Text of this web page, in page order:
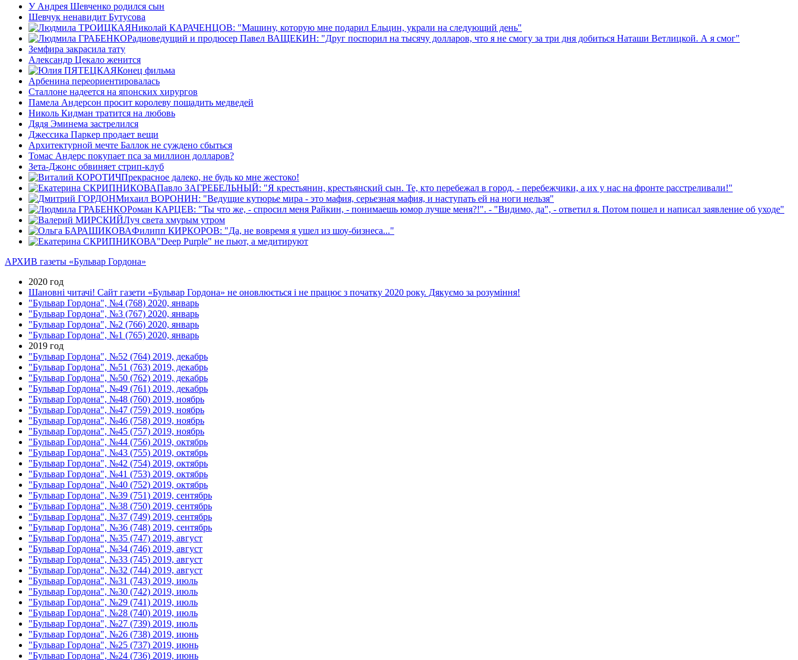
У Андрея Шевченко родился сын
Шевчук ненавидит Бутусова
Николай КАРАЧЕНЦОВ: "Машину, которую мне подарил Ельцин, украли на следующий день"
Радиоведущий и продюсер Павел ВАЩЕКИН: "Друг поспорил на тысячу долларов, что я не смогу за три дня добиться Наташи Ветлицкой. А я смог"
Земфира закрасила тату
Александр Цекало женится
Конец фильма
Арбенина переориентировалась
Сталлоне надеется на японских хирургов
Памела Андерсон просит королеву пощадить медведей
Николь Кидман тратится на любовь
Дядя Эминема застрелился
Джессика Паркер продает вещи
Архитектурной мечте Баллок не суждено сбыться
Томас Андерс покупает пса за миллион долларов?
Зета-Джонс обвиняет стрип-клуб
Прекрасное далеко, не будь ко мне жестоко!
Павло ЗАГРЕБЕЛЬНЫЙ: "Я крестьянин, крестьянский сын. Те, кто перебежал в город, - перебежчики, а их у нас на фронте расстреливали!"
Михаил ВОРОНИН: "Ведущие кутюрье мира - это мафия, серьезная мафия, и наступать ей на ноги нельзя"
Роман КАРЦЕВ: "Ты что же, - спросил меня Райкин, - понимаешь юмор лучше меня?!". - "Видимо, да", - ответил я. Потом пошел и написал заявление об уходе"
Луч света хмурым утром
Филипп КИРКОРОВ: "Да, не вовремя я ушел из шоу-бизнеса..."
"Deep Purple" не пьют, а медитируют
АРХИВ газеты «Бульвар Гордона»
2020 год
Шановні читачі! Сайт газети «Бульвар Гордона» не оновлюється і не працює з початку 2020 року. Дякуємо за розуміння!
"Бульвар Гордона", №4 (768) 2020, январь
"Бульвар Гордона", №3 (767) 2020, январь
"Бульвар Гордона", №2 (766) 2020, январь
"Бульвар Гордона", №1 (765) 2020, январь
2019 год
"Бульвар Гордона", №52 (764) 2019, декабрь
"Бульвар Гордона", №51 (763) 2019, декабрь
"Бульвар Гордона", №50 (762) 2019, декабрь
"Бульвар Гордона", №49 (761) 2019, декабрь
"Бульвар Гордона", №48 (760) 2019, ноябрь
"Бульвар Гордона", №47 (759) 2019, ноябрь
"Бульвар Гордона", №46 (758) 2019, ноябрь
"Бульвар Гордона", №45 (757) 2019, ноябрь
"Бульвар Гордона", №44 (756) 2019, октябрь
"Бульвар Гордона", №43 (755) 2019, октябрь
"Бульвар Гордона", №42 (754) 2019, октябрь
"Бульвар Гордона", №41 (753) 2019, октябрь
"Бульвар Гордона", №40 (752) 2019, октябрь
"Бульвар Гордона", №39 (751) 2019, сентябрь
"Бульвар Гордона", №38 (750) 2019, сентябрь
"Бульвар Гордона", №37 (749) 2019, сентябрь
"Бульвар Гордона", №36 (748) 2019, сентябрь
"Бульвар Гордона", №35 (747) 2019, август
"Бульвар Гордона", №34 (746) 2019, август
"Бульвар Гордона", №33 (745) 2019, август
"Бульвар Гордона", №32 (744) 2019, август
"Бульвар Гордона", №31 (743) 2019, июль
"Бульвар Гордона", №30 (742) 2019, июль
"Бульвар Гордона", №29 (741) 2019, июль
"Бульвар Гордона", №28 (740) 2019, июль
"Бульвар Гордона", №27 (739) 2019, июль
"Бульвар Гордона", №26 (738) 2019, июнь
"Бульвар Гордона", №25 (737) 2019, июнь
"Бульвар Гордона", №24 (736) 2019, июнь